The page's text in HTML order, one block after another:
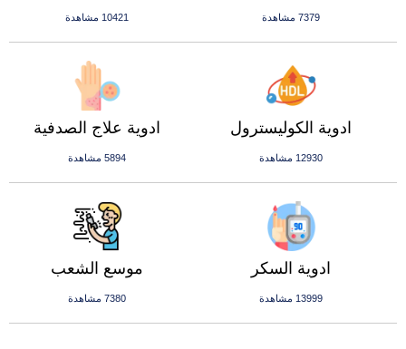
10421 مشاهدة 7379 مشاهدة
ادوية علاج الصدفية
5894 مشاهدة
ادوية الكوليسترول
12930 مشاهدة
موسع الشعب
7380 مشاهدة
ادوية السكر
13999 مشاهدة